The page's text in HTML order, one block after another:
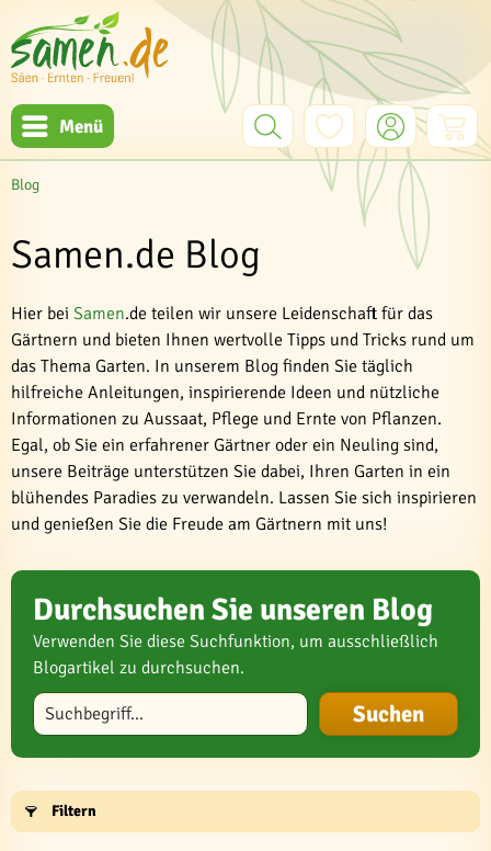
Menü
Blog
Samen.de Blog
Hier bei Samen.de teilen wir unsere Leidenschaft für das
Gärtnern und bieten Ihnen wertvolle Tipps und Tricks rund um
das Thema Garten. In unserem Blog finden Sie täglich
hilfreiche Anleitungen, inspirierende Ideen und nützliche
Informationen zu Aussaat, Pflege und Ernte von Pflanzen.
Egal, ob Sie ein erfahrener Gärtner oder ein Neuling sind,
unsere Beiträge unterstützen Sie dabei, Ihren Garten in ein
blühendes Paradies zu verwandeln. Lassen Sie sich inspirieren
und genießen Sie die Freude am Gärtnern mit uns!
Durchsuchen Sie unseren Blog
Verwenden Sie diese Suchfunktion, um ausschließlich
Blogartikel zu durchsuchen.
Blog durchsuchen
Filtern